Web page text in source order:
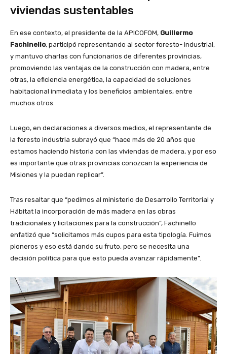
viviendas sustentables
En ese contexto, el presidente de la APICOFOM, Guillermo
Fachinello, participó representando al sector foresto- industrial,
y mantuvo charlas con funcionarios de diferentes provincias,
promoviendo las ventajas de la construcción con madera, entre
otras, la eficiencia energética, la capacidad de soluciones
habitacional inmediata y los beneficios ambientales, entre
muchos otros.
Luego, en declaraciones a diversos medios, el representante de
la foresto industria subrayó que “hace más de 20 años que
estamos haciendo historia con las viviendas de madera, y por eso
es importante que otras provincias conozcan la experiencia de
Misiones y la puedan replicar”.
Tras resaltar que “pedimos al ministerio de Desarrollo Territorial y
Hábitat la incorporación de más madera en las obras
tradicionales y licitaciones para la construcción”, Fachinello
enfatizó que “solicitamos más cupos para esta tipología. Fuimos
pioneros y eso está dando su fruto, pero se necesita una
decisión política para que esto pueda avanzar rápidamente”.